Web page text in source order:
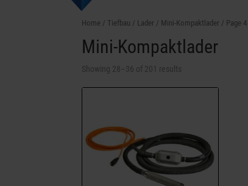
Home / Tiefbau / Lader / Mini-Kompaktlader / Page 4
Mini-Kompaktlader
Showing 28–36 of 201 results